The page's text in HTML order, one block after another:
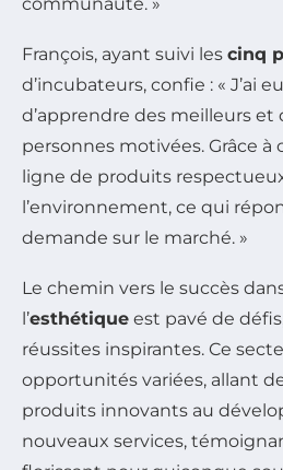
communauté. »
François, ayant suivi les cinq
d’incubateurs, confie : « J’ai
d’apprendre des meilleurs et
personnes motivées. Grâce à
ligne de produits
l’environnement, ce qui
demande sur le marché. »
Le chemin vers le succès
l’esthétique est pavé de
réussites inspirantes. Ce
opportunités variées, allant
produits innovants au
nouveaux services,